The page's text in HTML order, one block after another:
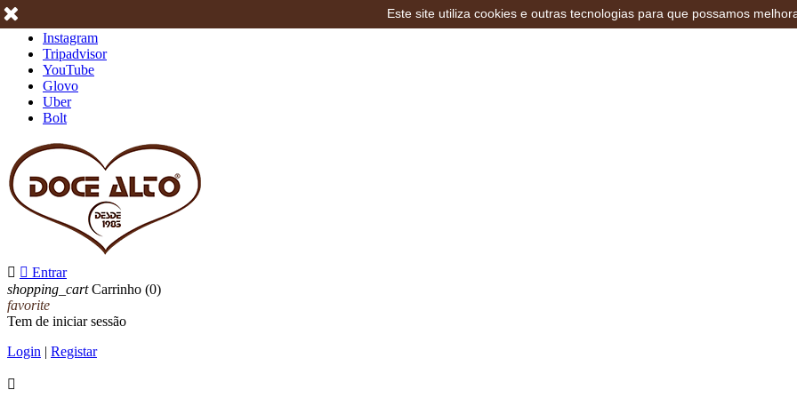
Instagram
Tripadvisor
YouTube
Glovo
Uber
Bolt
  Entrar
shopping_cart Carrinho (0)
favorite
Tem de iniciar sessão
Login | Registar

Este site utiliza cookies e outras tecnologias para que possamos